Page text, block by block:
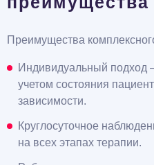
Преимущества
Индивидуальный подход
учетом состояния
зависимости.
Круглосуточное
на всех этапах терапии.